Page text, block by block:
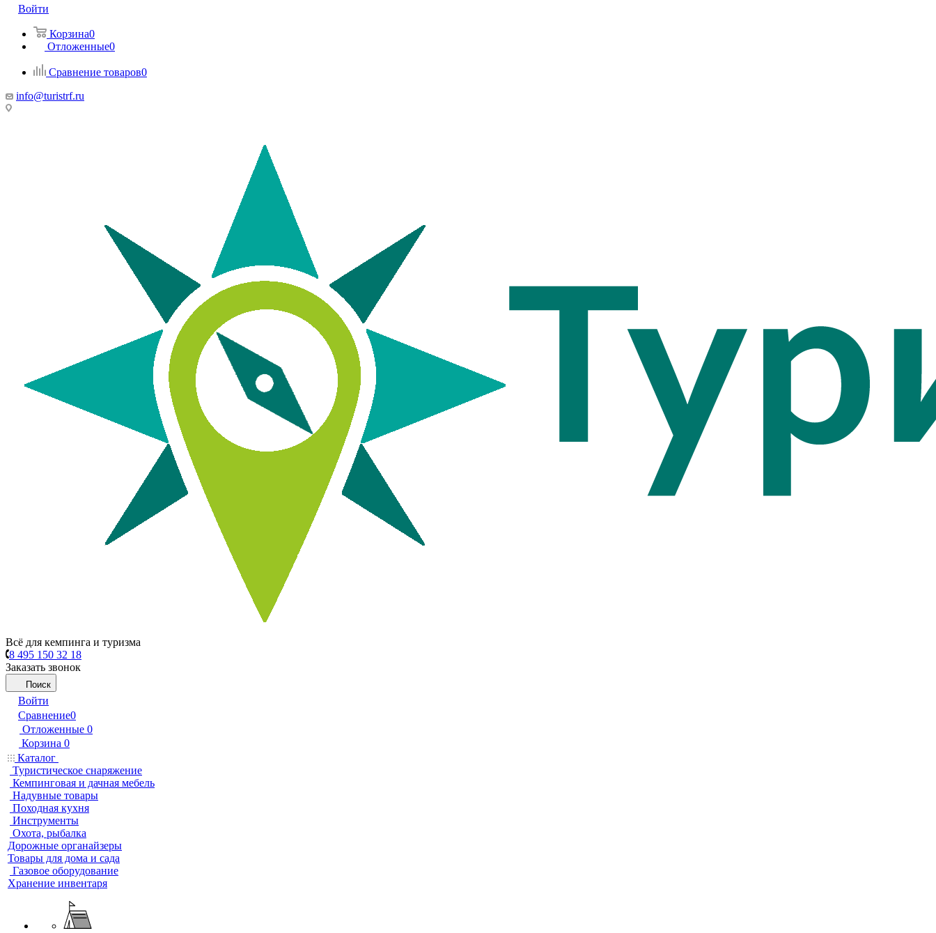
Войти
Корзина0
Отложенные0
Сравнение товаров0
info@turistrf.ru
Всё для кемпинга и туризма
8 495 150 32 18
Заказать звонок
Поиск
Войти
Сравнение0
Отложенные 0
Корзина 0
Каталог
Туристическое снаряжение
Кемпинговая и дачная мебель
Надувные товары
Походная кухня
Инструменты
Охота, рыбалка
Дорожные органайзеры
Товары для дома и сада
Газовое оборудование
Хранение инвентаря